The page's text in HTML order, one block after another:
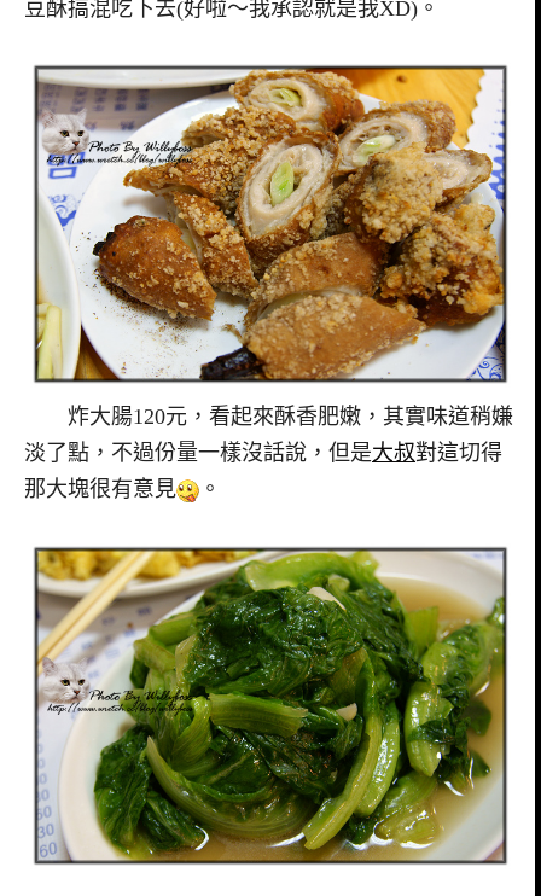
豆酥搞混吃下去(好啦～我承認就是我XD)。
炸大腸120元，看起來酥香肥嫩，其實味道稍嫌
淡了點，不過份量一樣沒話說，但是大叔對這切得
那大塊很有意見
。